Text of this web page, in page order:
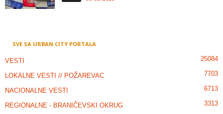
SVE SA URBAN CITY PORTALA
VESTI 25084
LOKALNE VESTI // POŽAREVAC 7703
NACIONALNE VESTI 6713
REGIONALNE - BRANIČEVSKI OKRUG 3313